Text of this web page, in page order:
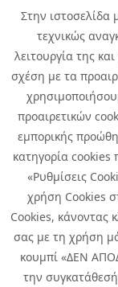
Στην ιστοσελίδα
τεχνικώς
λειτουργία της
σχέση με τα
προαιρετικών
εμπορικής
κατηγορία cookies
«Ρυθμίσεις
χρήση Cookies
Cookies, κάνοντας
σας με τη χρήση
κουμπί «ΔΕΝ
την
Media Kit
Καριέρα
Όμιλος Quest
Site Map